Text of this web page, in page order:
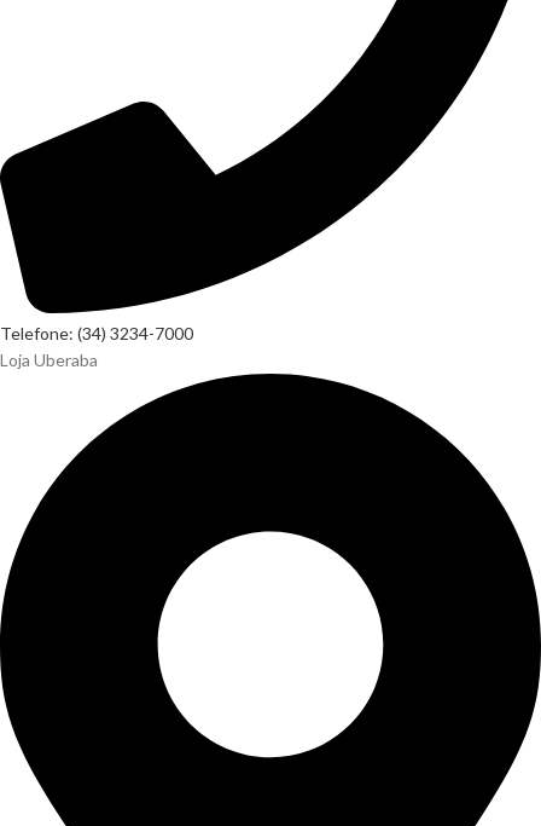
Telefone: (34) 3234-7000
Loja Uberaba